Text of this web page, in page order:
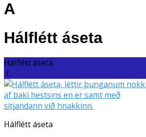
A
Hálflétt áseta
Hálflétt áseta
/
Hálflétt áseta